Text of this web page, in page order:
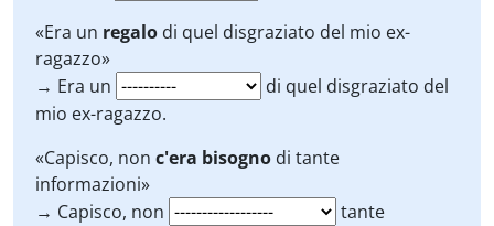
«Era un regalo di quel disgraziato del mio ex-
ragazzo»
→ Era un
di quel disgraziato del
mio ex-ragazzo.
«Capisco, non c'era bisogno di tante
informazioni»
→ Capisco, non
tante